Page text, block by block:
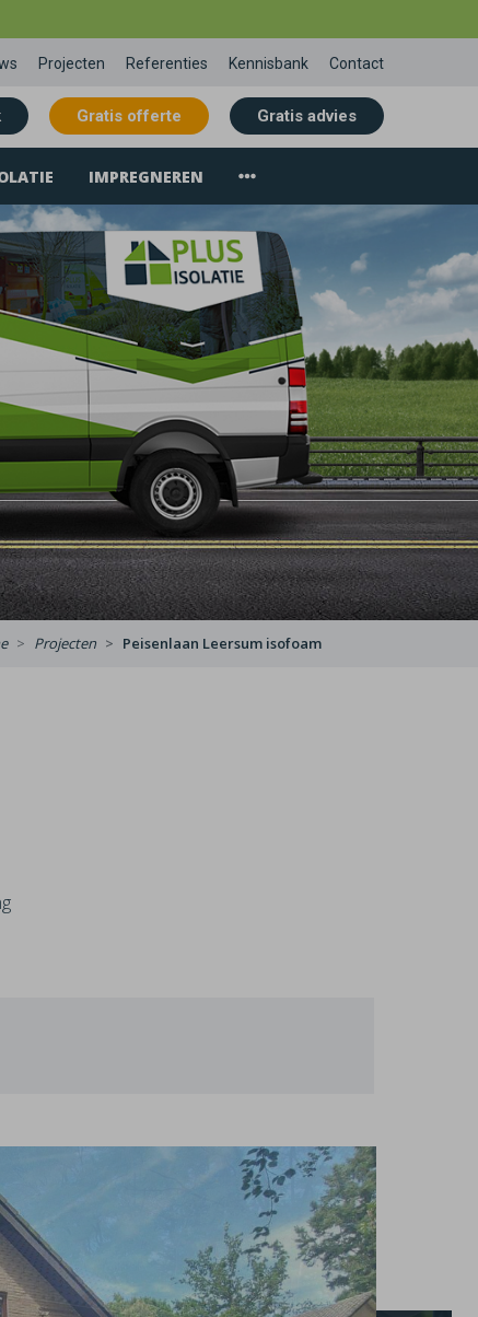
Projecten Referenties Kennisbank Contact
Gratis offerte Gratis advies
IMPREGNEREN
Projecten Peisenlaan Leersum isofoam